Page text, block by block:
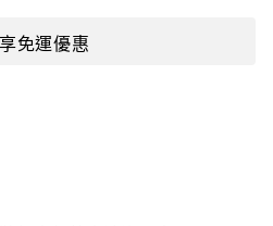
免運優惠